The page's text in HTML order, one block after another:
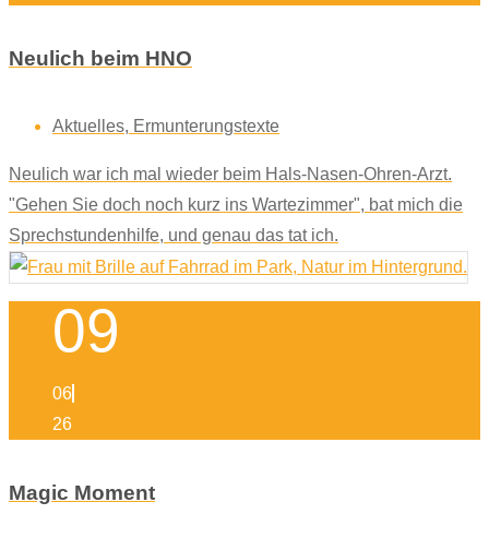
Neulich beim HNO
Aktuelles, Ermunterungstexte
Neulich war ich mal wieder beim Hals-Nasen-Ohren-Arzt.
"Gehen Sie doch noch kurz ins Wartezimmer", bat mich die
Sprechstundenhilfe, und genau das tat ich.
09
06
26
Magic Moment